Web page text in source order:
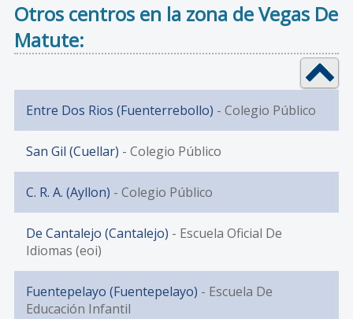
Otros centros en la zona de Vegas De
Matute:
Entre Dos Rios (Fuenterrebollo) - Colegio Público
San Gil (Cuellar) - Colegio Público
C. R. A. (Ayllon) - Colegio Público
De Cantalejo (Cantalejo) - Escuela Oficial De
Idiomas (eoi)
Fuentepelayo (Fuentepelayo) - Escuela De
Educación Infantil